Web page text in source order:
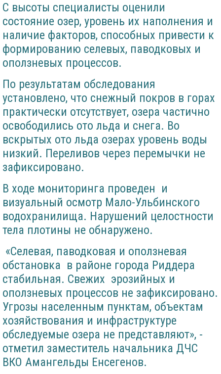
С высоты специалисты оценили
состояние озер, уровень их наполнения и
наличие факторов, способных привести к
формированию селевых, паводковых и
оползневых процессов.
По результатам обследования
установлено, что снежный покров в горах
практически отсутствует, озера частично
освободились ото льда и снега. Во
вскрытых ото льда озерах уровень воды
низкий. Переливов через перемычки не
зафиксировано.
В ходе мониторинга проведен и
визуальный осмотр Мало-Ульбинского
водохранилища. Нарушений целостности
тела плотины не обнаружено.
«Селевая, паводковая и оползневая
обстановка в районе города Риддера
стабильная. Свежих эрозийных и
оползневых процессов не зафиксировано.
Угрозы населенным пунктам, объектам
хозяйствования и инфраструктуре
обследуемые озера не представляют», -
отметил заместитель начальника ДЧС
ВКО Амангельды Енсегенов.